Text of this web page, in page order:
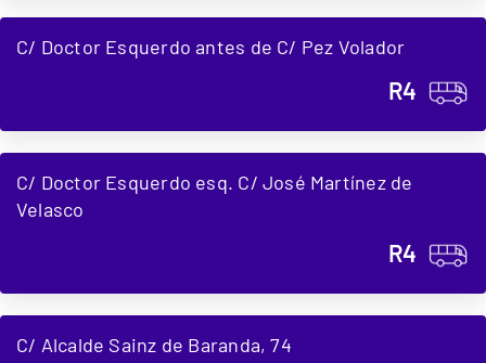
C/ Doctor Esquerdo antes de C/ Pez Volador
R4
C/ Doctor Esquerdo esq. C/ José Martínez de
Velasco
R4
C/ Alcalde Sainz de Baranda, 74